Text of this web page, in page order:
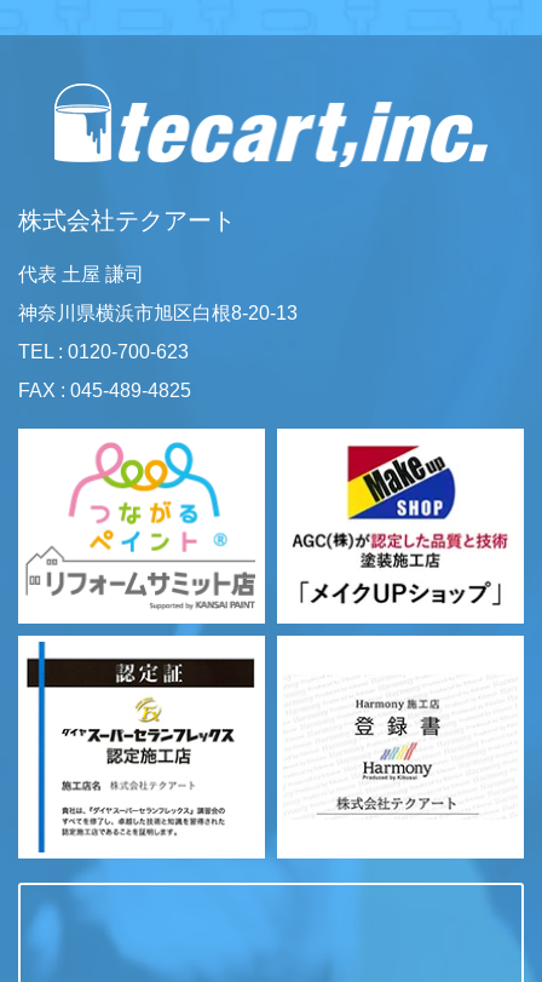
株式会社テクアート
代表 土屋 謙司
神奈川県横浜市旭区白根8-20-13
TEL : 0120-700-623
FAX : 045-489-4825